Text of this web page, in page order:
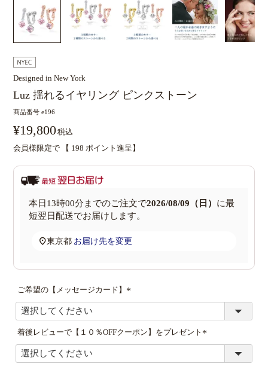
Designed in New York
Luz 揺れるイヤリング ピンクストーン
商品番号 e196
¥19,800税込
会員様限定で 【 198 ポイント進呈】
本日 13時00分までのご注文で2026/08/09（日） に最
短翌日配送でお届けします。
東京都 お届け先を変更
ご希望の【メッセージカード】
(
)
着後レビューで【１０％OFFクーポン】をプレゼント
(